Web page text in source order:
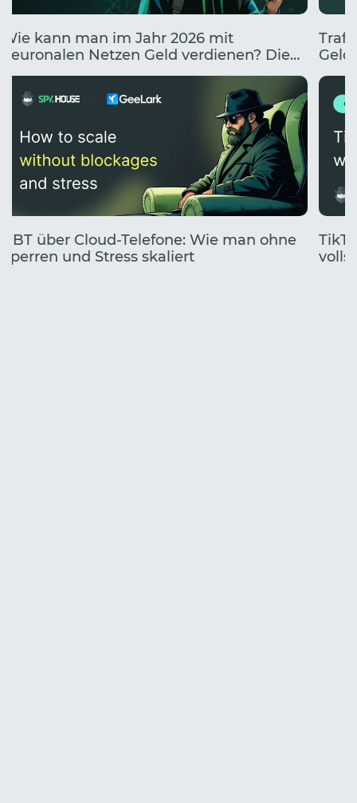
Wie kann man im Jahr 2026 mit
neuronalen Netzen Geld verdienen? Die
10 besten Wege, mit KI Geld zu verdienen.
UBT über Cloud-Telefone: Wie man ohne
Sperren und Stress skaliert